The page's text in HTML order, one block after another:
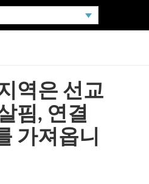
역은 선교
핌, 연결
가져옵니